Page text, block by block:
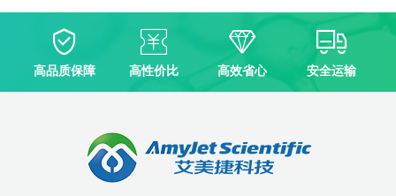
高品质保障 高性价比 高效省心 安全运输